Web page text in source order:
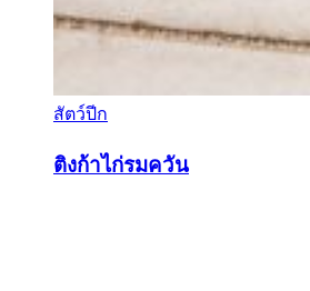
สัตว์ปีก
ติงก้าไก่รมควัน